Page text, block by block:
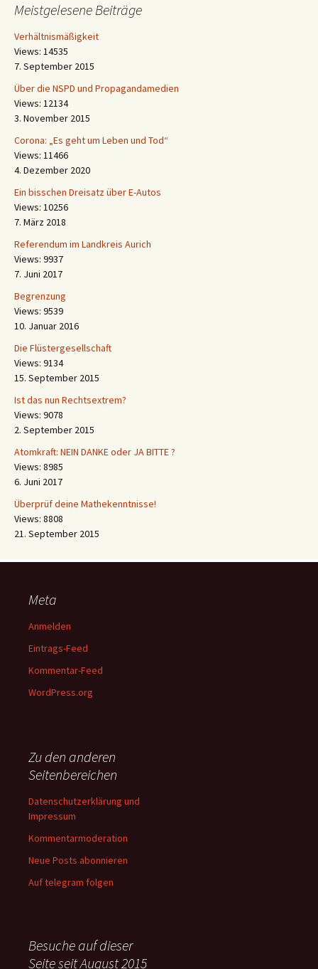
Meistgelesene Beiträge
Verhältnismäßigkeit
Views: 14535
7. September 2015
Über die NSPD und Propagandamedien
Views: 12134
3. November 2015
Corona: „Es geht um Leben und Tod“
Views: 11466
4. Dezember 2020
Ein bisschen Dreisatz über E-Autos
Views: 10256
7. März 2018
Referendum im Landkreis Aurich
Views: 9937
7. Juni 2017
Begrenzung
Views: 9539
10. Januar 2016
Die Flüstergesellschaft
Views: 9134
15. September 2015
Ist das nun Rechtsextrem?
Views: 9078
2. September 2015
Atomkraft: NEIN DANKE oder JA BITTE ?
Views: 8985
6. Juni 2017
Überprüf deine Mathekenntnisse!
Views: 8808
21. September 2015
Meta
Anmelden
Eintrags-Feed
Kommentar-Feed
WordPress.org
Zu den anderen
Seitenbereichen
Datenschutzerklärung und
Impressum
Kommentarmoderation
Neue Posts abonnieren
Auf telegram folgen
Besuche auf dieser
Seite seit August 2015